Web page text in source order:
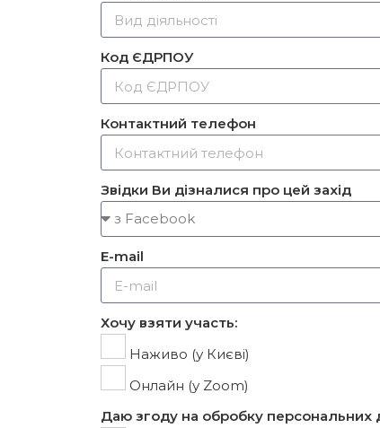
Код ЄДРПОУ
Контактний телефон
Звідки Ви дізналися про цей захід
E-mail
Хочу взяти участь:
Наживо (у Києві)
Онлайн (у Zoom)
Даю згоду на обробку персональних